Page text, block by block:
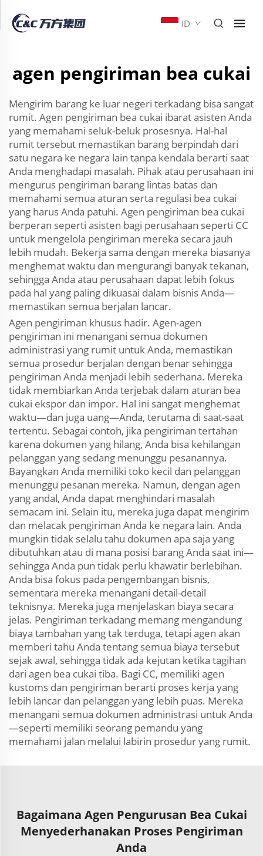
ID
agen pengiriman bea cukai
Mengirim barang ke luar negeri terkadang bisa sangat
rumit. Agen pengiriman bea cukai ibarat asisten Anda
yang memahami seluk-beluk prosesnya. Hal-hal
rumit tersebut memastikan barang berpindah dari
satu negara ke negara lain tanpa kendala berarti saat
Anda menghadapi masalah. Pihak atau perusahaan ini
mengurus pengiriman barang lintas batas dan
memahami semua aturan serta regulasi bea cukai
yang harus Anda patuhi. Agen pengiriman bea cukai
berperan seperti asisten bagi perusahaan seperti CC
untuk mengelola pengiriman mereka secara jauh
lebih mudah. Bekerja sama dengan mereka biasanya
menghemat waktu dan mengurangi banyak tekanan,
sehingga Anda atau perusahaan dapat lebih fokus
pada hal yang paling dikuasai dalam bisnis Anda—
memastikan semua berjalan lancar.
Agen pengiriman khusus hadir. Agen-agen
pengiriman ini menangani semua dokumen
administrasi yang rumit untuk Anda, memastikan
semua prosedur berjalan dengan benar sehingga
pengiriman Anda menjadi lebih sederhana. Mereka
tidak membiarkan Anda terjebak dalam aturan bea
cukai ekspor dan impor. Hal ini sangat menghemat
waktu—dan juga uang—Anda, terutama di saat-saat
tertentu. Sebagai contoh, jika pengiriman tertahan
karena dokumen yang hilang, Anda bisa kehilangan
pelanggan yang sedang menunggu pesanannya.
Bayangkan Anda memiliki toko kecil dan pelanggan
menunggu pesanan mereka. Namun, dengan agen
yang andal, Anda dapat menghindari masalah
semacam ini. Selain itu, mereka juga dapat mengirim
dan melacak pengiriman Anda ke negara lain. Anda
mungkin tidak selalu tahu dokumen apa saja yang
dibutuhkan atau di mana posisi barang Anda saat ini—
sehingga Anda pun tidak perlu khawatir berlebihan.
Anda bisa fokus pada pengembangan bisnis,
sementara mereka menangani detail-detail
teknisnya. Mereka juga menjelaskan biaya secara
jelas. Pengiriman terkadang memang mengandung
biaya tambahan yang tak terduga, tetapi agen akan
memberi tahu Anda tentang semua biaya tersebut
sejak awal, sehingga tidak ada kejutan ketika tagihan
dari agen bea cukai tiba. Bagi CC, memiliki agen
kustoms dan pengiriman berarti proses kerja yang
lebih lancar dan pelanggan yang lebih puas. Mereka
menangani semua dokumen administrasi untuk Anda
—seperti memiliki seorang pemandu yang
memahami jalan melalui labirin prosedur yang rumit.
Bagaimana Agen Pengurusan Bea Cukai
Menyederhanakan Proses Pengiriman
Anda